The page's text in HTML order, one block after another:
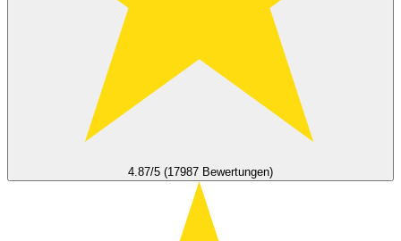
4.87/5 (17987 Bewertungen)